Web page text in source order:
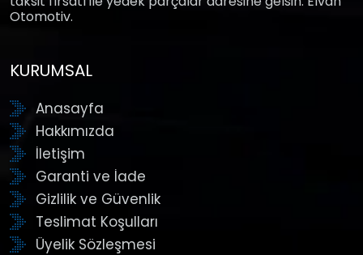
Otomotiv.
KURUMSAL
Anasayfa
Hakkımızda
İletişim
Garanti ve İade
Gizlilik ve Güvenlik
Teslimat Koşulları
Üyelik Sözleşmesi